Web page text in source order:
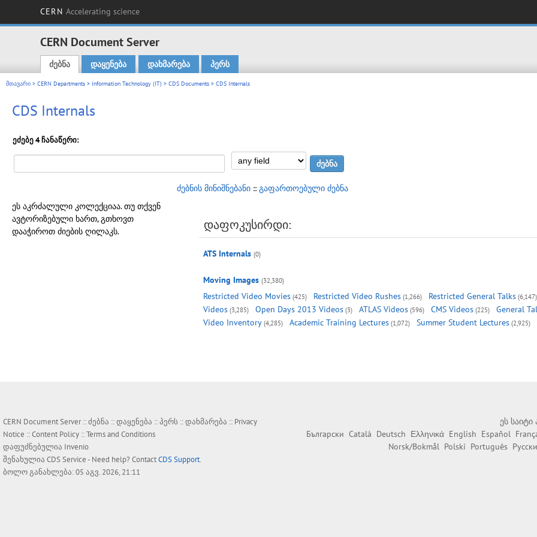
CERN Accelerating science
CERN Document Server
Main menu
ძებნა დაყენება დახმარება პერს
მთავარი > CERN Departments > Information Technology (IT) > CDS Documents > CDS Internals
CDS Internals
ეძებე 4 ჩანაწერი:
ძებნის მინიშნებანი :: გაფართოებული ძებნა
ეს აკრძალული კოლექციაა. თუ თქვენ
ავტორიზებული ხართ, გთხოვთ
დააჭიროთ ძიების ღილაკს.
დაფოკუსირდი:
ATS Internals (0)
Moving Images (32,380)
Restricted Video Movies (425) Restricted Video Rushes (1,266) Restricted General Talks (6,147)
Videos (3,285) Open Days 2013 Videos (3) ATLAS Videos (596) CMS Videos (225) General
Video Inventory (4,285) Academic Training Lectures (1,072) Summer Student Lectures (2,925)
CERN Document Server ::ძებნა ::დაყენება ::პერს ::დახმარება :: Privacy
Notice ::Content Policy ::Terms and Conditions
დაფუძნებულია Invenio
შენახულია CDS Service- Need help? ContactCDS Support.
ბოლო განახლება: 05 აგვ. 2026, 21:11
ეს საიტი
Български Català Deutsch Ελληνικά English Español
Norsk/Bokmål Polski Português